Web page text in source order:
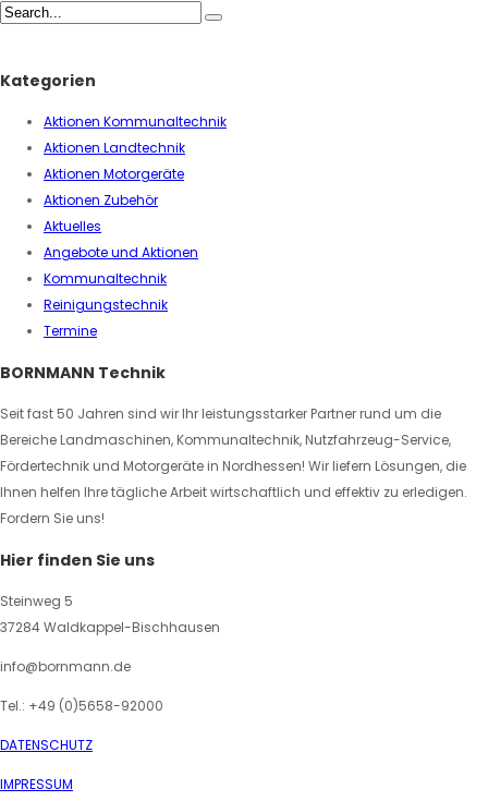
Kategorien
Aktionen Kommunaltechnik
Aktionen Landtechnik
Aktionen Motorgeräte
Aktionen Zubehör
Aktuelles
Angebote und Aktionen
Kommunaltechnik
Reinigungstechnik
Termine
BORNMANN Technik
Seit fast 50 Jahren sind wir Ihr leistungsstarker Partner rund um die
Bereiche Landmaschinen, Kommunaltechnik, Nutzfahrzeug-Service,
Fördertechnik und Motorgeräte in Nordhessen! Wir liefern Lösungen, die
Ihnen helfen Ihre tägliche Arbeit wirtschaftlich und effektiv zu erledigen.
Fordern Sie uns!
Hier finden Sie uns
Steinweg 5
37284 Waldkappel-Bischhausen
info@bornmann.de
Tel.: +49 (0)5658-92000
DATENSCHUTZ
IMPRESSUM